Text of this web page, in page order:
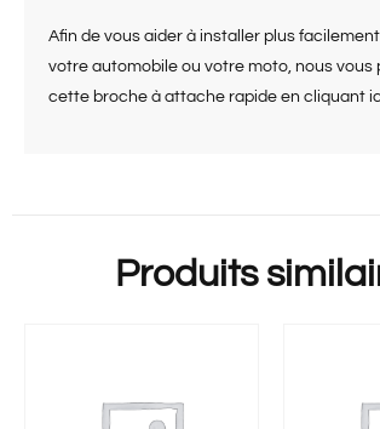
Afin de vous aider à installer plus
votre automobile ou votre moto, nous vous
cette broche à attache rapide en cliquant
Produits